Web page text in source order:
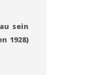
sein
1928)